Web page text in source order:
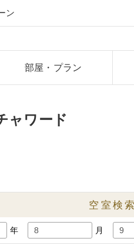
ン
部屋・プラン
ャワード
空室検索
年 月